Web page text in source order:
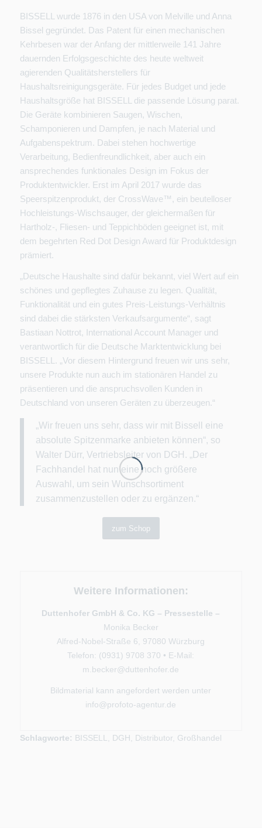
BISSELL wurde 1876 in den USA von Melville und Anna
Bissel gegründet. Das Patent für einen mechanischen
Kehrbesen war der Anfang der mittlerweile 141 Jahre
dauernden Erfolgsgeschichte des heute weltweit
agierenden Qualitätsherstellers für
Haushaltsreinigungsgeräte. Für jedes Budget und jede
Haushaltsgröße hat BISSELL die passende Lösung parat.
Die Geräte kombinieren Saugen, Wischen,
Schamponieren und Dampfen, je nach Material und
Aufgabenspektrum. Dabei stehen hochwertige
Verarbeitung, Bedienfreundlichkeit, aber auch ein
ansprechendes funktionales Design im Fokus der
Produktentwickler. Erst im April 2017 wurde das
Speerspitzenprodukt, der CrossWave™, ein beutelloser
Hochleistungs-Wischsauger, der gleichermaßen für
Hartholz-, Fliesen- und Teppichböden geeignet ist, mit
dem begehrten Red Dot Design Award für Produktdesign
prämiert.
„Deutsche Haushalte sind dafür bekannt, viel Wert auf ein
schönes und gepflegtes Zuhause zu legen. Qualität,
Funktionalität und ein gutes Preis-Leistungs-Verhältnis
sind dabei die stärksten Verkaufsargumente“, sagt
Bastiaan Nottrot, International Account Manager und
verantwortlich für die Deutsche Marktentwicklung bei
BISSELL. „Vor diesem Hintergrund freuen wir uns sehr,
unsere Produkte nun auch im stationären Handel zu
präsentieren und die anspruchsvollen Kunden in
Deutschland von unseren Geräten zu überzeugen.“
„Wir freuen uns sehr, dass wir mit Bissell eine
absolute Spitzenmarke anbieten können“, so
Walter Dürr, Vertriebsleiter von DGH. „Der
Fachhandel hat nun eine noch größere
Auswahl, um sein Wunschsortiment
zusammenzustellen oder zu ergänzen.“
zum Schop
Weitere Informationen:
Duttenhofer GmbH & Co. KG – Pressestelle –
Monika Becker
Alfred-Nobel-Straße 6, 97080 Würzburg
Telefon: (0931) 9708 370 • E-Mail:
m.becker@duttenhofer.de
Bildmaterial kann angefordert werden unter
info@profoto-agentur.de
Schlagworte: BISSELL DGH Distributor, Großhandel